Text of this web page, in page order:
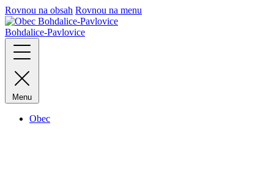
Rovnou na obsah Rovnou na menu
Bohdalice-Pavlovice
Menu
Obec